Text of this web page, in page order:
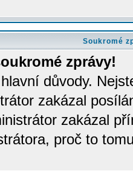
Soukromé
zprávy!
důvody.
zakázal
zakázal
proč to